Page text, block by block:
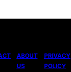
ABOUT
US
PRIVACY
POLICY